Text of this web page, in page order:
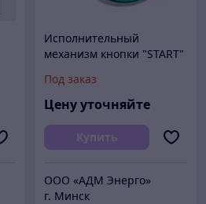
Исполнительный
механизм кнопки "START"
возвратный без
фиксации IP65 EKF
Под заказ
Цену уточняйте
Купить
ООО «АДМ Энерго»
г. Минск